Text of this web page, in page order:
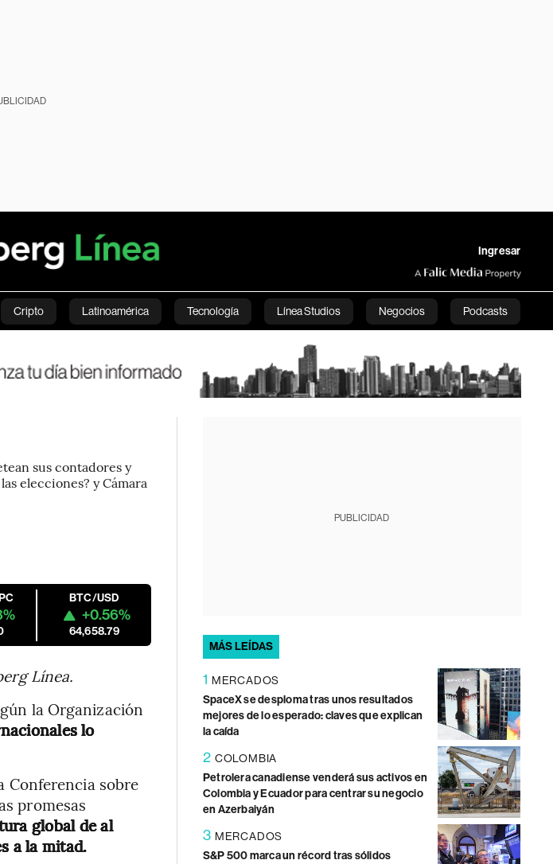
Ingresar
Cripto Latinoamérica Tecnología Línea Studios Negocios Podcasts
sus contadores y
elecciones? y Cámara
BTC/USD
+0.56%
64,658.79
Línea.
la Organización
lo
Conferencia sobre
promesas
global de al
a la mitad.
PUBLICIDAD
MÁS LEÍDAS
1 MERCADOS
SpaceX se desploma tras unos resultados
mejores de lo esperado: claves que explican
la caída
2 COLOMBIA
Petrolera canadiense venderá sus activos en
Colombia y Ecuador para centrar su negocio
en Azerbaiyán
3 MERCADOS
S&P 500 marca un récord tras sólidos